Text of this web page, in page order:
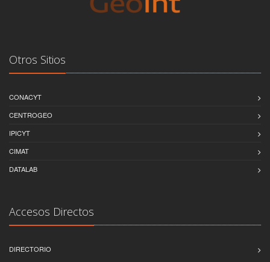
Otros Sitios
CONACYT
CENTROGEO
IPICYT
CIMAT
DATALAB
Accesos Directos
DIRECTORIO